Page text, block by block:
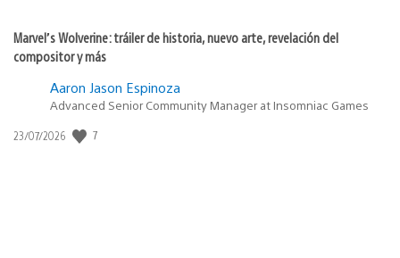
Marvel’s Wolverine: tráiler de historia, nuevo arte, revelación del
compositor y más
Aaron Jason Espinoza
Advanced Senior Community Manager at Insomniac Games
Fecha
23/07/2026 7